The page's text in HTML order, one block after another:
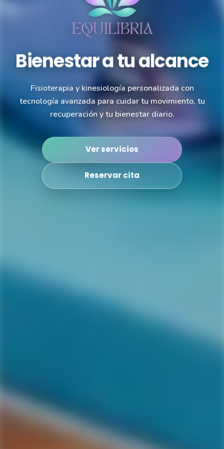
Bienestar a tu alcance
Fisioterapia y kinesiología personalizada con
tecnología avanzada para cuidar tu movimiento, tu
recuperación y tu bienestar diario.
Ver servicios
Reservar cita